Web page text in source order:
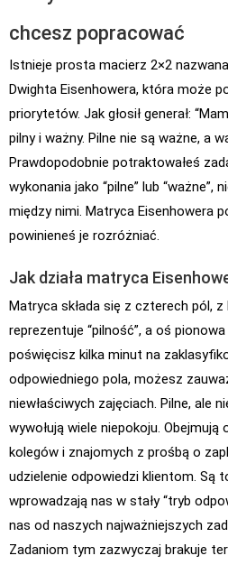
chcesz popracować
Istnieje prosta macierz 2×2
Dwighta Eisenhowera, która może
priorytetów. Jak głosił generał:
pilny i ważny. Pilne nie są ważne, a
Prawdopodobnie potraktowałeś
wykonania jako “pilne” lub “ważne”,
między nimi. Matryca Eisenhowera
powinieneś je rozróżniać.
Jak działa matryca
Matryca składa się z czterech pól,
reprezentuje “pilność”, a oś
poświęcisz kilka minut na
odpowiedniego pola, możesz
niewłaściwych zajęciach. Pilne, ale
wywołują wiele niepokoju.
kolegów i znajomych z prośbą o
udzielenie odpowiedzi klientom. Są
wprowadzają nas w stały “tryb
nas od naszych najważniejszych
Zadaniom tym zazwyczaj brakuje